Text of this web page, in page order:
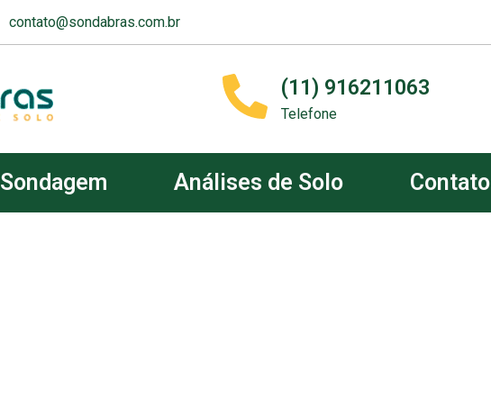
contato@sondabras.com.br
(11) 916211063
Telefone
Sondagem Análises de Solo Contato